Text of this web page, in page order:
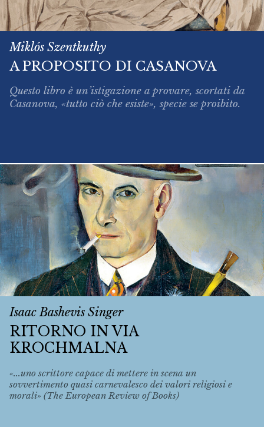
Miklós Szentkuthy
A PROPOSITO DI CASANOVA
Questo libro è un’istigazione a provare, scortati da
Casanova, «tutto ciò che esiste», specie se proibito.
Isaac Bashevis Singer
RITORNO IN VIA
KROCHMALNA
«...uno scrittore capace di mettere in scena un
sovvertimento quasi carnevalesco dei valori religiosi e
morali» (The European Review of Books)